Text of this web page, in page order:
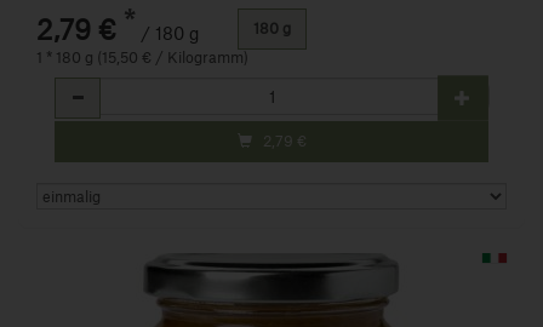
2,79 € * / 180 g
1 * 180 g (15,50 € / Kilogramm)
180 g
Anzahl
2,79 €